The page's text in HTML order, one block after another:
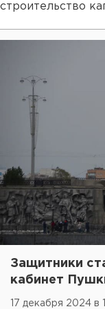
строительство
Защитники
кабинет
17 декабря 2024 в